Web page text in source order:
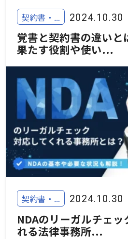
契約書・... 2024.10.30
覚書と契約書の違いと
果たす役割や使い...
契約書・... 2024.10.30
NDAのリーガルチェッ
れる法律事務所...